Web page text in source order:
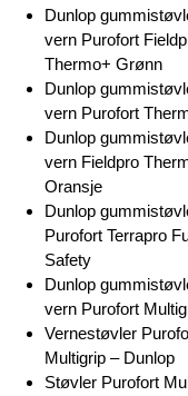
Dunlop
vern Purofort
Thermo+ Grønn
Dunlop
vern Purofort
Dunlop
vern Fieldpro
Oransje
Dunlop
Purofort Terrapro
Safety
Dunlop
vern Purofort
Vernestøvler
Multigrip – Dunlop
Støvler Purofort